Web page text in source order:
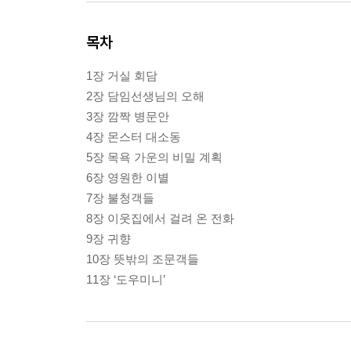
목차
1장 거실 회담
2장 담임선생님의 오해
3장 깜짝 병문안
4장 몬스터 대소동
5장 목욕 가운의 비밀 계획
6장 영원한 이별
7장 불청객들
8장 이웃집에서 걸려 온 전화
9장 귀향
10장 뜻밖의 조문객들
11장 ‘도우미니’